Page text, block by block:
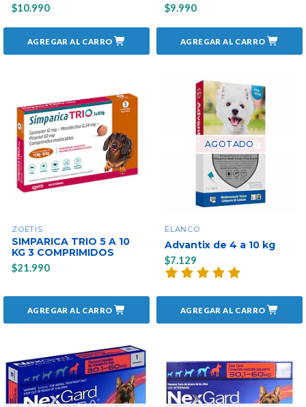
$10.990
AGREGAR AL CARRO
$9.990
AGREGAR AL CARRO
ZOETIS
SIMPARICA TRIO 5 A 10
KG 3 COMPRIMIDOS
$21.990
AGREGAR AL CARRO
AGOTADO
ELANCO
Advantix de 4 a 10 kg
$7.129
AGREGAR AL CARRO